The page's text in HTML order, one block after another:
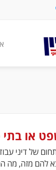
או
של דיני
להם מזה,